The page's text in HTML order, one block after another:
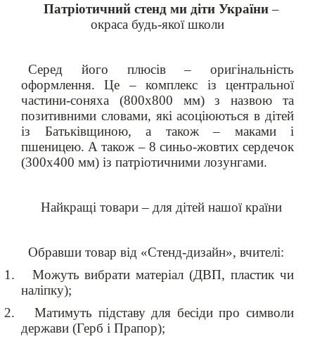
Патріотичний стенд ми діти України–
окраса будь-якої школи
Серед його плюсів – оригінальність
оформлення. Це – комплекс із центральної
частини-соняха (800х800 мм) з назвою та
позитивними словами, які асоціюються в дітей
із Батьківщиною, а також – маками і
пшеницею. А також – 8 синьо-жовтих сердечок
(300х400 мм) із патріотичними лозунгами.
Найкращі товари – для дітей нашої країни
Обравши товар від «Стенд-дизайн», вчителі:
1.
Можуть вибрати матеріал (ДВП, пластик чи
наліпку);
2.
Матимуть підставу для бесіди про символи
держави (Герб і Прапор);